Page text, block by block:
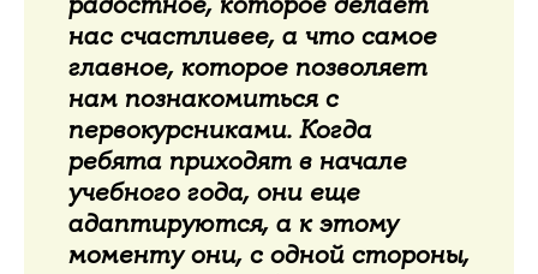
нас счастливее, а что самое
главное, которое позволяет
нам познакомиться с
первокурсниками. Когда
ребята приходят в начале
учебного года, они еще
адаптируются, а к этому
моменту они, с одной стороны,